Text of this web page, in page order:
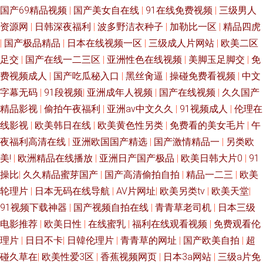
碰 国产色播放 91青青艹 日韩私拍AV 欧美性爱1区 国产精品久久… 91探花在
线 天天干天天干 韩日VT色情网站 深爱激情激动网 韩国AA毛片 91色啦自拍
97肏屄 91福利视频在线播放 91N成人 欧美不卡的 91无码人妻传谋tv 青青草
国拍2019 白丝中出在线观看 91妻激情 熟女二区国产 欧美www视 日韩无码
无卡 一级片秋霞黄色网 性爱视屏网站 海角社区国产精伦 亚洲精品国产成人
欧日一二区午夜福利 91黄色入囗 婷婷五月深深爱 九九伦子片 蜜桃社一区二
区 wwwcom黄色 欧美自慰色图 久久人妻 国产区精品 91色色导航 亚洲无码
韩日影院 91shiping在线 人妖伪娘 国产精品极品久久 岛国成人福利影院 精
国产69精品视频 | 国产美女自在线 | 91在线免费视频 | 三级男人
资源网 | 日韩深夜福利 | 波多野洁衣种子 | 加勒比一区 | 精品四虎
| 国产极品精品 | 日本在线视频一区 | 三级成人片网站 | 欧美二区
足交 | 国产在线一二三区 | 亚洲性色在线视频 | 美脚玉足脚交 | 免
费视频成人 | 国产吃瓜秘入口 | 黑丝肏逼 | 操碰免费看视频 | 中文
字幕无码 | 91段视频| 亚洲成年人视频 | 国产在线视频 | 久久国产
精品影视 | 偷拍午夜福利 | 亚洲av中文久久 | 91视频成人 | 伦理在
线影视 | 欧美韩日在线 | 欧美黄色性另类 | 免费看的美女毛片 | 午
夜福利高清在线 | 亚洲欧国国产精选 | 国产激情精品一 | 另类欧
美! | 欧洲精品在线播放 | 亚洲日产国产极品 | 欧美日韩大片0 | 91
操比| 久久精品蜜芽国产 | 国产高清偷拍自拍 | 精品一二三 | 欧美
轮理片 | 日本无码在线导航 | AV片网址| 欧美另类tv | 欧美天堂|
91视频下载神器 | 国产视频自拍在线 | 青青草老司机 | 日本三级
电影推荐 | 欧美日性 | 在线蜜乳 | 福利在线观看视频 | 免费观看伦
理片 | 日日不卡| 日韓伦理片 | 青青草的网址 | 国产欧美自拍 | 超
碰久草在| 欧美性爱3区 | 香蕉视频网页 | 日本3a网站 | 三级a片免